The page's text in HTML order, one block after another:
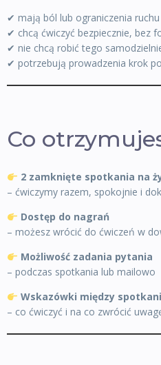
✔ mają ból lub ograniczenia ruchu
✔ chcą ćwiczyć bezpiecznie, bez
✔ nie chcą robić tego
✔ potrzebują prowadzenia krok
Co
2 zamknięte spotkania na
– ćwiczymy razem, spokojnie i
Dostęp do nagrań
– możesz wrócić do ćwiczeń w
Możliwość zadania pytania
– podczas spotkania lub mailowo
Wskazówki między
– co ćwiczyć i na co zwrócić